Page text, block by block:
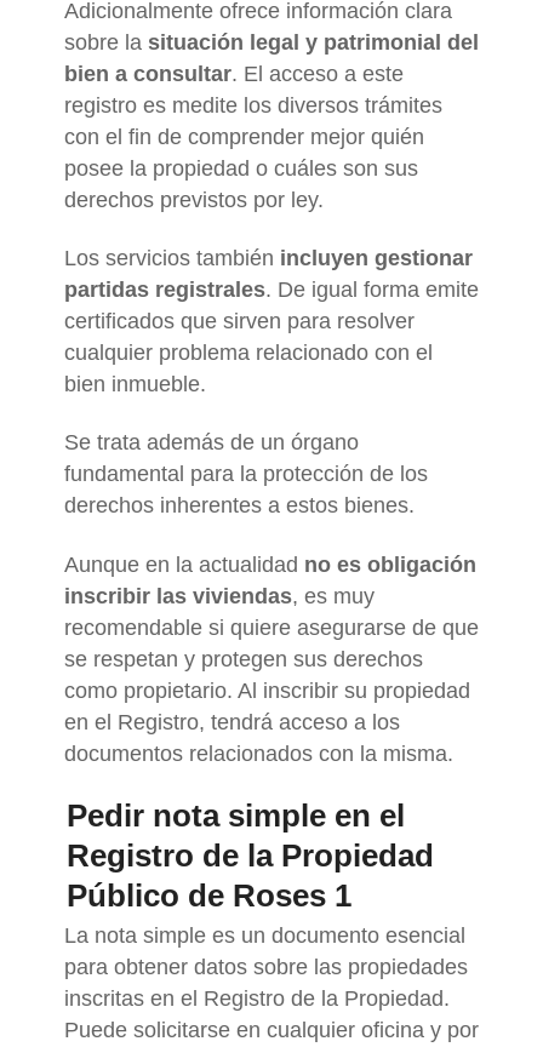
Adicionalmente ofrece información clara
sobre la situación legal y patrimonial del
bien a consultar. El acceso a este
registro es medite los diversos trámites
con el fin de comprender mejor quién
posee la propiedad o cuáles son sus
derechos previstos por ley.
Los servicios también incluyen gestionar
partidas registrales. De igual forma emite
certificados que sirven para resolver
cualquier problema relacionado con el
bien inmueble.
Se trata además de un órgano
fundamental para la protección de los
derechos inherentes a estos bienes.
Aunque en la actualidad no es obligación
inscribir las viviendas, es muy
recomendable si quiere asegurarse de que
se respetan y protegen sus derechos
como propietario. Al inscribir su propiedad
en el Registro, tendrá acceso a los
documentos relacionados con la misma.
Pedir nota simple en el
Registro de la Propiedad
Público de Roses 1
La nota simple es un documento esencial
para obtener datos sobre las propiedades
inscritas en el Registro de la Propiedad.
Puede solicitarse en cualquier oficina y por